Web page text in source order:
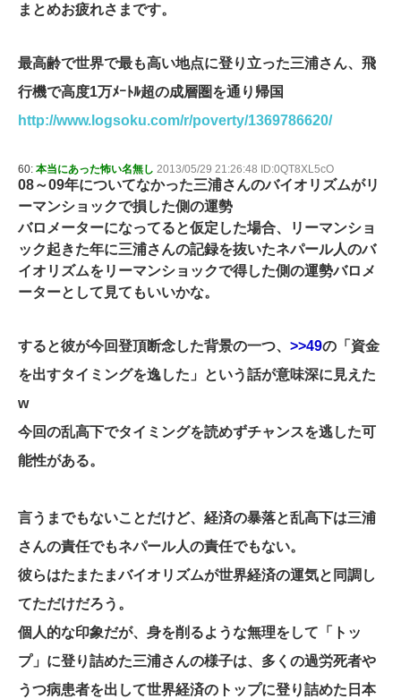
まとめお疲れさまです。
最高齢で世界で最も高い地点に登り立った三浦さん、飛
行機で高度1万ﾒｰﾄﾙ超の成層圏を通り帰国
http://www.logsoku.com/r/poverty/1369786620/
60: 本当にあった怖い名無し 2013/05/29 21:26:48 ID:0QT8XL5cO
08～09年についてなかった三浦さんのバイオリズムがリ
ーマンショックで損した側の運勢
バロメーターになってると仮定した場合、リーマンショ
ック起きた年に三浦さんの記録を抜いたネパール人のバ
イオリズムをリーマンショックで得した側の運勢バロメ
ーターとして見てもいいかな。
すると彼が今回登頂断念した背景の一つ、 >>49の「資金
を出すタイミングを逸した」という話が意味深に見えた
w
今回の乱高下でタイミングを読めずチャンスを逃した可
能性がある。
言うまでもないことだけど、経済の暴落と乱高下は三浦
さんの責任でもネパール人の責任でもない。
彼らはたまたまバイオリズムが世界経済の運気と同調し
てただけだろう。
個人的な印象だが、身を削るような無理をして「トッ
プ」に登り詰めた三浦さんの様子は、多くの過労死者や
うつ病患者を出して世界経済のトップに登り詰めた日本